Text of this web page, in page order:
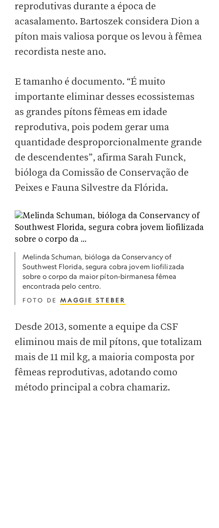
reprodutivas durante a época de
acasalamento. Bartoszek considera Dion a
píton mais valiosa porque os levou à fêmea
recordista neste ano.
E tamanho é documento. “É muito
importante eliminar desses ecossistemas
as grandes pítons fêmeas em idade
reprodutiva, pois podem gerar uma
quantidade desproporcionalmente grande
de descendentes”, afirma Sarah Funck,
bióloga da Comissão de Conservação de
Peixes e Fauna Silvestre da Flórida.
Melinda Schuman, bióloga da Conservancy of
Southwest Florida, segura cobra jovem liofilizada
sobre o corpo da maior píton-birmanesa fêmea
encontrada pelo centro.
FOTO DE MAGGIE STEBER
Desde 2013, somente a equipe da CSF
eliminou mais de mil pítons, que totalizam
mais de 11 mil kg, a maioria composta por
fêmeas reprodutivas, adotando como
método principal a cobra chamariz.